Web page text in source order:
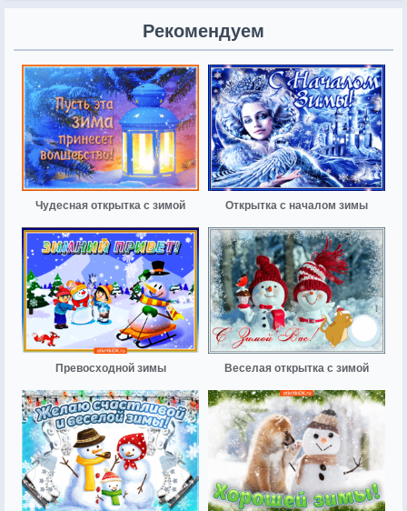
Рекомендуем
Чудесная открытка с зимой Открытка с началом зимы
Превосходной зимы Веселая открытка с зимой